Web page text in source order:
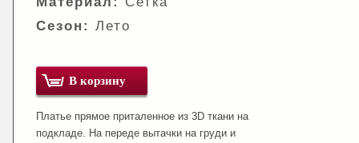
Сезон: Лето
В корзину
Платье прямое приталенное из 3D ткани на
подкладе. На переде вытачки на груди и